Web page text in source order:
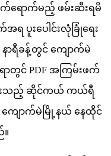
ရောက်မည့် ဖမ်းဆီးရမိ
ရ ပူးပေါင်းလုံခြုံရေး
နာရီခန့်တွင် ကျောက်မဲ
တွင် PDF အကြမ်းဖက်
ေးသည့် ဆိုင်ကယ် ကယ်ရီ
ကျောက်မဲမြို့နယ် နေထိုင်
။